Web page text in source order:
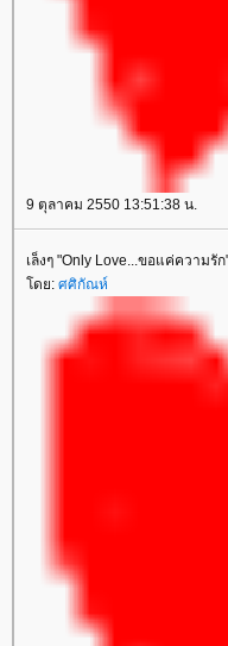
9 ตุลาคม 2550 13:51:38 น.
เล็งๆ "Only Love...ขอแค่ความรั
โดย: ศศิกัณห์